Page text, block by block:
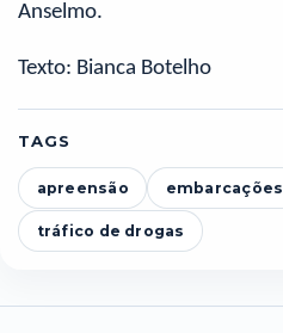
Anselmo.
Texto: Bianca Botelho
TAGS
apreensão embarcações
tráfico de drogas